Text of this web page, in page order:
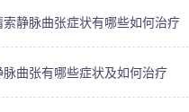
索静脉曲张症状有哪些如何治疗
曲张有哪些症状及如何治疗